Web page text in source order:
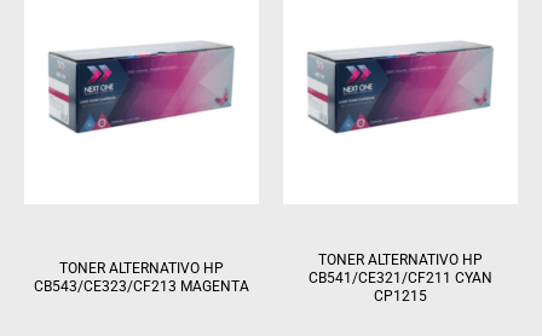
TONER ALTERNATIVO HP
CB543/CE323/CF213 MAGENTA
TONER ALTERNATIVO HP
CB541/CE321/CF211 CYAN
CP1215